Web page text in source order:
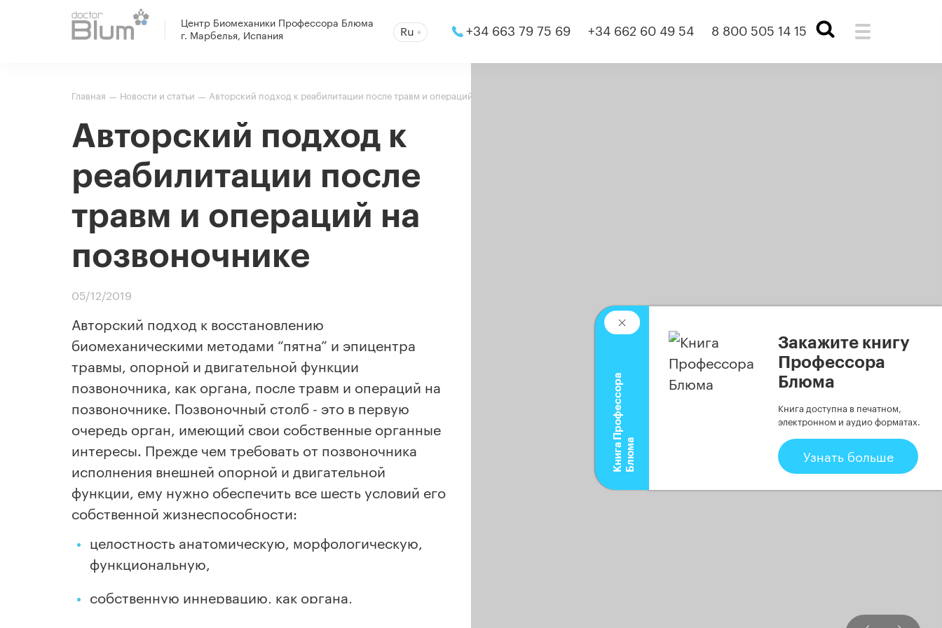
Центр Биомеханики Профессора Блюма
г. Марбелья, Испания
Ru +34 663 79 75 69 +34 662 60 49 54 8 800 505 14 15
Главная — Новости и статьи — Авторский подход к реабилитации после травм и операций на позвоночнике
Авторский подход к
реабилитации после
травм и операций на
позвоночнике
05/12/2019
Авторский подход к восстановлению
биомеханическими методами “пятна” и эпицентра
травмы, опорной и двигательной функции
позвоночника, как органа, после травм и операций на
позвоночнике. Позвоночный столб - это в первую
очередь орган, имеющий свои собственные органные
интересы. Прежде чем требовать от позвоночника
исполнения внешней опорной и двигательной
функции, ему нужно обеспечить все шесть условий его
собственной жизнеспособности:
целостность анатомическую, морфологическую,
функциональную,
собственную иннервацию, как органа,
К
н
и
г
а
П
р
о
ф
е
с
с
о
р
а
Б
л
ю
ма
Закажите книгу
Профессора
Блюма
Книга доступна в печатном,
электронном и аудио форматах.
Узнать больше